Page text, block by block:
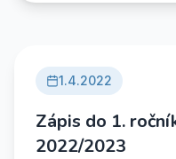
1.4.2022
Zápis do 1.
2022/2023